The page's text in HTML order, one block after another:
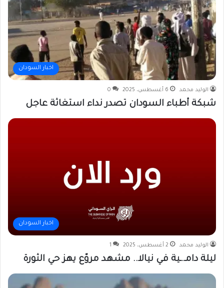
اخبار السودان
الوليد محمد 6 أغسطس، 2025 0
شبكة أطباء السودان تصدر نداء استغاثة عاجل
اخبار السودان
الوليد محمد 2 أغسطس، 2025 1
ليلة دامـ.ـية في نيالا.. مشهد مروّع يهز حي الثورة